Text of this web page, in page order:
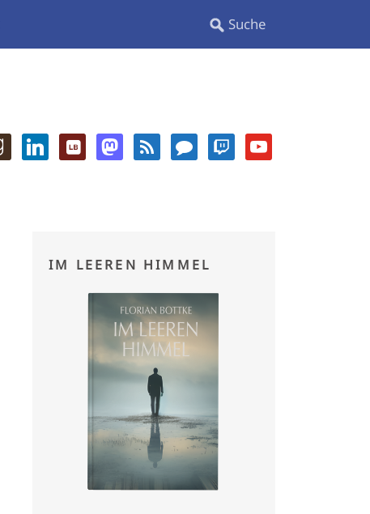
IM LEEREN HIMMEL